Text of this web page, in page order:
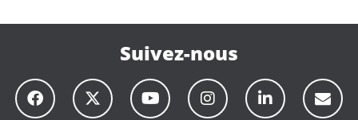
Suivez-nous